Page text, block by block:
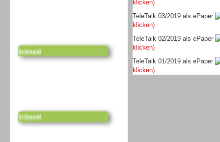
klicken)
TeleTalk 03/2019 als ePaper
klicken)
TeleTalk 02/2019 als ePaper
klicken)
TeleTalk 01/2019 als ePaper
klicken)